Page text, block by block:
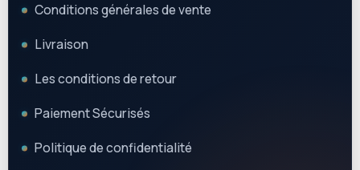
Conditions générales de vente
Livraison
Les conditions de retour
Paiement Sécurisés
Politique de confidentialité